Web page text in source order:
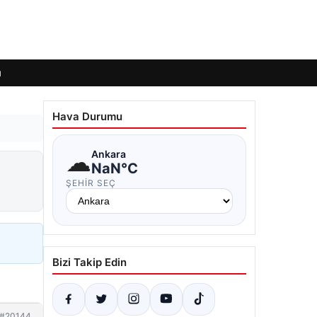
Hava Durumu
☁Ankara
NaN°C
ŞEHIR SEÇ
Bizi Takip Edin